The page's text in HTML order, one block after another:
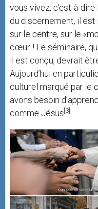
vous vivez, c’est-à-
du discernement, il est
sur le centre, sur le
cœur ! Le séminaire,
il est conçu, devrait
Aujourd’hui en
culturel marqué par le
avons besoin
comme Jésus[3]